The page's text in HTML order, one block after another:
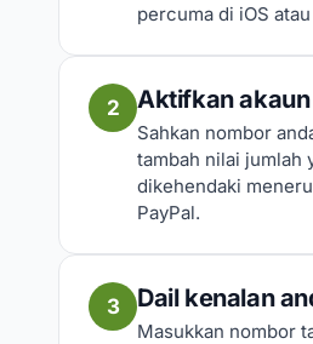
percuma di iOS
2 Aktifkan
Sahkan nombor
tambah nilai jumlah
dikehendaki
PayPal.
3 Dail kenalan
Masukkan nombor